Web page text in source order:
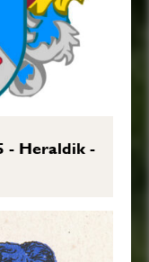
- Heraldik -